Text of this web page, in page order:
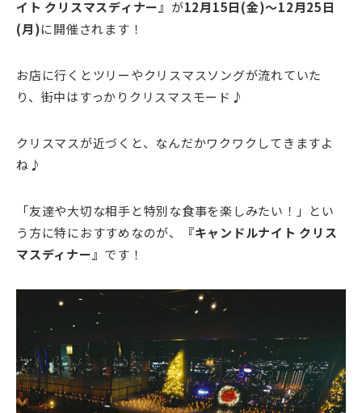
イト クリスマスディナー』 が12月15日(金)～12月25日
(月)に開催されます！
お店に行くとツリーやクリスマスソングが流れていた
り、街中はすっかりクリスマスモード♪
クリスマスが近づくと、なんだかワクワクしてきますよ
ね♪
「友達や大切な相手と特別な食事を楽しみたい！」とい
う方に特におすすめなのが、
『キャンドルナイト クリス
マスディナー』 です！